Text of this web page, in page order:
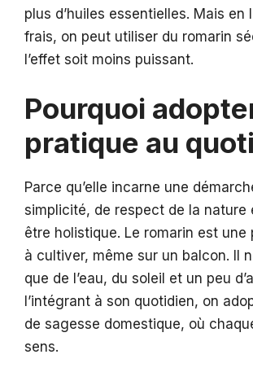
plus d’huiles essentielles. Mais en
frais, on peut utiliser du romarin
l’effet soit moins puissant.
Pourquoi
pratique au
Parce qu’elle incarne une
simplicité, de respect de la nature
être holistique. Le romarin est une
à cultiver, même sur un balcon. Il
que de l’eau, du soleil et un peu
l’intégrant à son quotidien, on
de sagesse domestique, où
sens.